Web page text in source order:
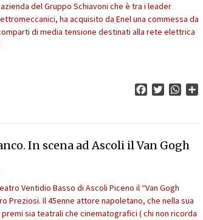
del Gruppo Schiavoni che è tra i leader
ha acquisito da Enel una commessa da
di media tensione destinati alla rete elettrica
FacebookTwitter
In scena ad Ascoli il Van Gogh
Ventidio Basso di Ascoli Piceno il “Van Gogh
Preziosi. Il 45enne attore napoletano, che nella sua
sia teatrali che cinematografici ( chi non ricorda